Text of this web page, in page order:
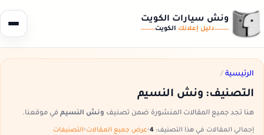
ونش سيارات الكويت
دليل إعلانك الكويت
الرئيسية /
التصنيف: ونش النسيم
هنا تجد جميع المقالات المنشورة ضمن تصنيف ونش النسيم في موقعنا.
إجمالي المقالات في هذا التصنيف: •عرض جميع المقالات•التصنيفات